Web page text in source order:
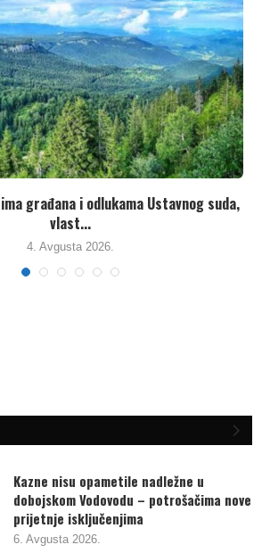
o registrima ispuštanja i prenosu
zagađujućih...
3. Avgusta 2026.
Kazne nisu opametile nadležne u
dobojskom Vodovodu – potrošačima nove
prijetnje isključenjima
6. Avgusta 2026.